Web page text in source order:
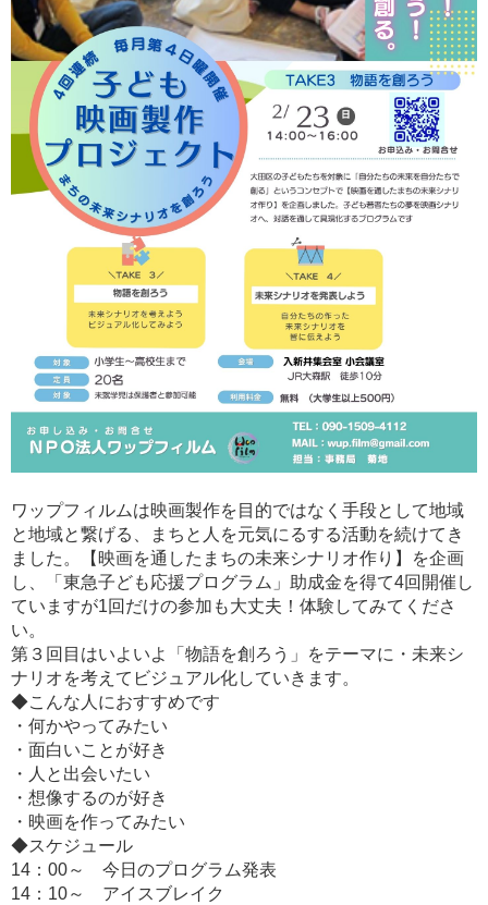
ワップフィルムは映画製作を目的ではなく手段として地域
と地域と繋げる、まちと人を元気にるする活動を続けてき
ました。【映画を通したまちの未来シナリオ作り】を企画
し、「東急子ども応援プログラム」助成金を得て4回開催し
ていますが1回だけの参加も大丈夫！体験してみてくださ
い。
第３回目はいよいよ「物語を創ろう」をテーマに・未来シ
ナリオを考えてビジュアル化していきます。
◆こんな人におすすめです
・何かやってみたい
・面白いことが好き
・人と出会いたい
・想像するのが好き
・映画を作ってみたい
◆スケジュール
14：00～ 今日のプログラム発表
14：10～ アイスブレイク